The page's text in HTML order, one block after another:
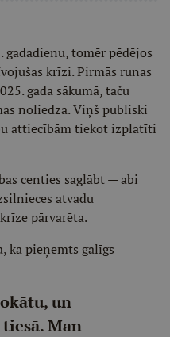
gadadienu, tomēr pēdējos
krīzi. Pirmās runas
gada sākumā, taču
noliedza. Viņš publiski
attiecībām tiekot izplatīti
centies saglābt — abi
atvadu
pārvarēta.
ka pieņemts galīgs
un
Man